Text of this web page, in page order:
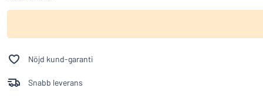
Nöjd kund-garanti
Snabb leverans